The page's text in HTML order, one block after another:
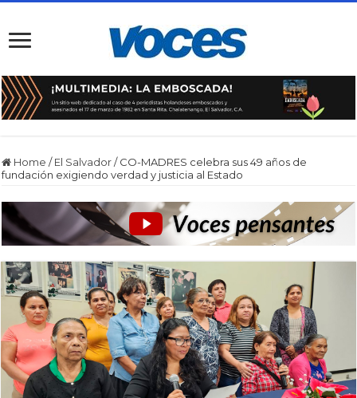
Home / El Salvador / CO-MADRES celebra sus 49 años de
fundación exigiendo verdad y justicia al Estado